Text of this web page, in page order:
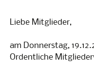
Liebe Mitglieder,
am Donnerstag,
Ordentliche